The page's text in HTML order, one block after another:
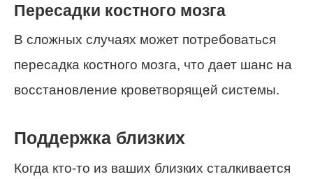
Пересадки костного мозга
В сложных случаях может потребоваться
пересадка костного мозга, что дает шанс на
восстановление кроветворящей системы.
Поддержка близких
Когда кто-то из ваших близких сталкивается